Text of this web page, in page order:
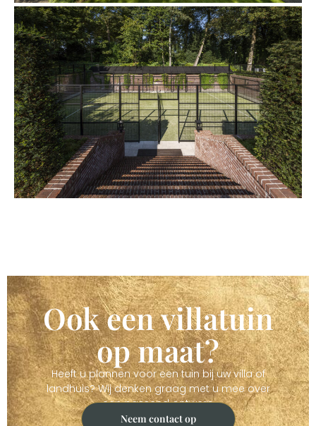
Ook een villatuin
op maat?
Heeft u plannen voor een tuin bij uw villa of
landhuis? Wij denken graag met u mee over
een passend ontwerp
Neem contact op